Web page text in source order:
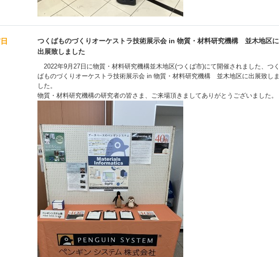
つくばものづくりオーケストラ技術展示会 in 物質・材料研究機構 並木地区に
出展致しました
2022年9月27日に物質・材料研究機構並木地区(つくば市)にて開催されました、つく
ばものづくりオーケストラ技術展示会 in 物質・材料研究機構 並木地区に出展致しま
した。
物質・材料研究機構の研究者の皆さま、ご来場頂きましてありがとうございました。